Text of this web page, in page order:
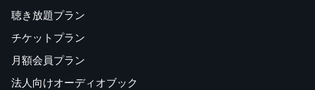
聴き放題プラン
チケットプラン
月額会員プラン
法人向けオーディオブック